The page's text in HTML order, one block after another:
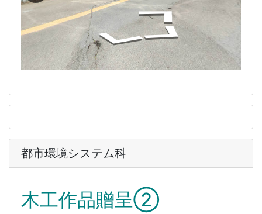
都市環境システム科
木工作品贈呈②